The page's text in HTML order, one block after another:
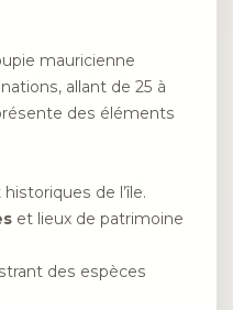
mauricienne
allant de 25 à
des éléments
historiques de l’île.
et lieux de patrimoine
des espèces